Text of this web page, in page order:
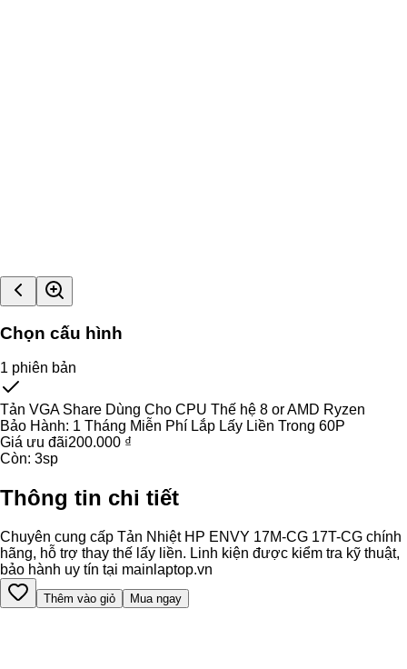
Chọn cấu hình
1 phiên bản
Tản VGA Share Dùng Cho CPU Thế hệ 8 or AMD Ryzen
Bảo Hành: 1 Tháng Miễn Phí Lắp Lấy Liền Trong 60P
Giá ưu đãi200.000 ₫
Còn: 3sp
Thông tin chi tiết
Chuyên cung cấp Tản Nhiệt HP ENVY 17M-CG 17T-CG chính
hãng, hỗ trợ thay thế lấy liền. Linh kiện được kiểm tra kỹ thuật,
bảo hành uy tín tại mainlaptop.vn
Thêm vào giỏ Mua ngay